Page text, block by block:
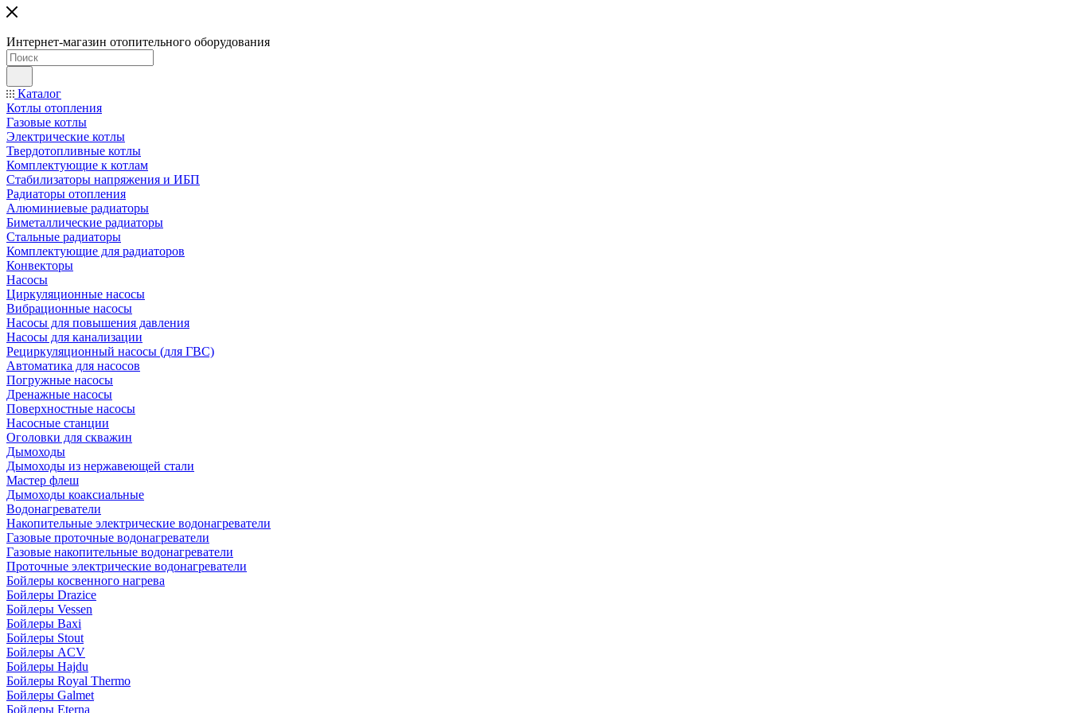
Интернет-магазин отопительного оборудования
Каталог
Котлы отопления
Газовые котлы
Электрические котлы
Твердотопливные котлы
Комплектующие к котлам
Стабилизаторы напряжения и ИБП
Радиаторы отопления
Алюминиевые радиаторы
Биметаллические радиаторы
Стальные радиаторы
Комплектующие для радиаторов
Конвекторы
Насосы
Циркуляционные насосы
Вибрационные насосы
Насосы для повышения давления
Насосы для канализации
Рециркуляционный насосы (для ГВС)
Автоматика для насосов
Погружные насосы
Дренажные насосы
Поверхностные насосы
Насосные станции
Оголовки для скважин
Дымоходы
Дымоходы из нержавеющей стали
Мастер флеш
Дымоходы коаксиальные
Водонагреватели
Накопительные электрические водонагреватели
Газовые проточные водонагреватели
Газовые накопительные водонагреватели
Проточные электрические водонагреватели
Бойлеры косвенного нагрева
Бойлеры Drazice
Бойлеры Vessen
Бойлеры Baxi
Бойлеры Stout
Бойлеры ACV
Бойлеры Hajdu
Бойлеры Royal Thermo
Бойлеры Galmet
Бойлеры Eterna